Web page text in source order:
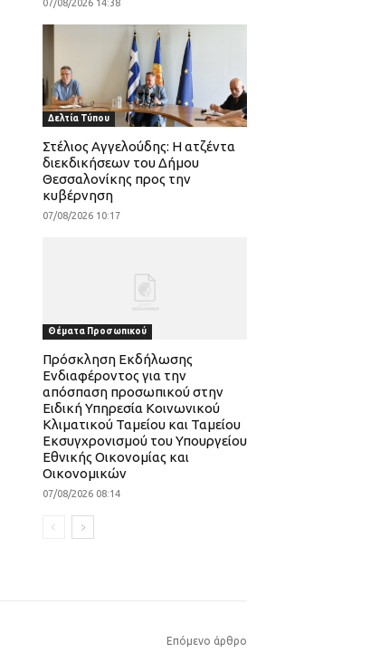
07/08/2026 14:38
Δελτία Τύπου
Στέλιος Αγγελούδης: Η ατζέντα
διεκδικήσεων του Δήμου
Θεσσαλονίκης προς την
κυβέρνηση
07/08/2026 10:17
Θέματα Προσωπικού
Πρόσκληση Εκδήλωσης
Ενδιαφέροντος για την
απόσπαση προσωπικού στην
Ειδική Υπηρεσία Κοινωνικού
Κλιματικού Ταμείου και Ταμείου
Εκσυγχρονισμού του Υπουργείου
Εθνικής Οικονομίας και
Οικονομικών
07/08/2026 08:14
Επόμενο άρθρο